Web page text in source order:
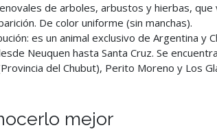
de arboles, arbustos y hierbas, que
De color uniforme (sin manchas).
es un animal exclusivo de Argentina
Neuquen hasta Santa Cruz. Se
del Chubut), Perito Moreno y Los
mejor